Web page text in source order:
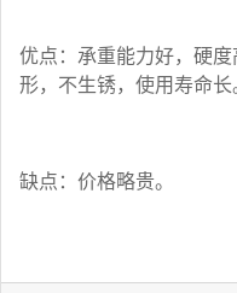
优点：承重能力好，硬
形，不生锈，使用寿命长
缺点：价格略贵。